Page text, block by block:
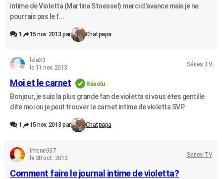
intime de Violetta (Martina Stoessel) merci d'avance mais je ne
pourrais pas le f...
1 15 nov. 2013 par Chatpapa
lola23
le 11 nov. 2013
Séries TV
Moi et le carnet Résolu
Bonjour, je suis la plus grande fan de violetta si vous étes gentille
dite moi ou je peut trouver le carnet intime de violetta SVP.
1 15 nov. 2013 par Chatpapa
imene937
le 30 oct. 2013
Séries TV
Comment faire le journal intime de violetta?